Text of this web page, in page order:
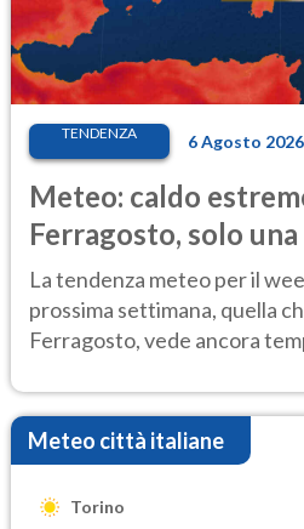
TENDENZA 6 Agosto 2026
Meteo: caldo
Ferragosto, solo
Ecco dove
La tendenza meteo per il
prossima settimana, quella
Ferragosto, vede ancora
Meteo città italiane
Torino